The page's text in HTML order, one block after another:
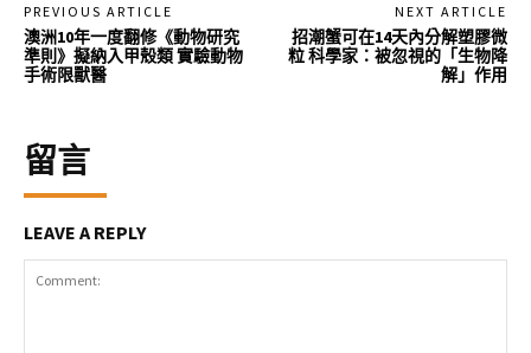
PREVIOUS ARTICLE
澳洲10年一度翻修《動物研究
準則》擬納入甲殼類 實驗動物
手術限獸醫
NEXT ARTICLE
招潮蟹可在14天內分解塑膠微
粒 科學家：被忽視的「生物降
解」作用
留言
LEAVE A REPLY